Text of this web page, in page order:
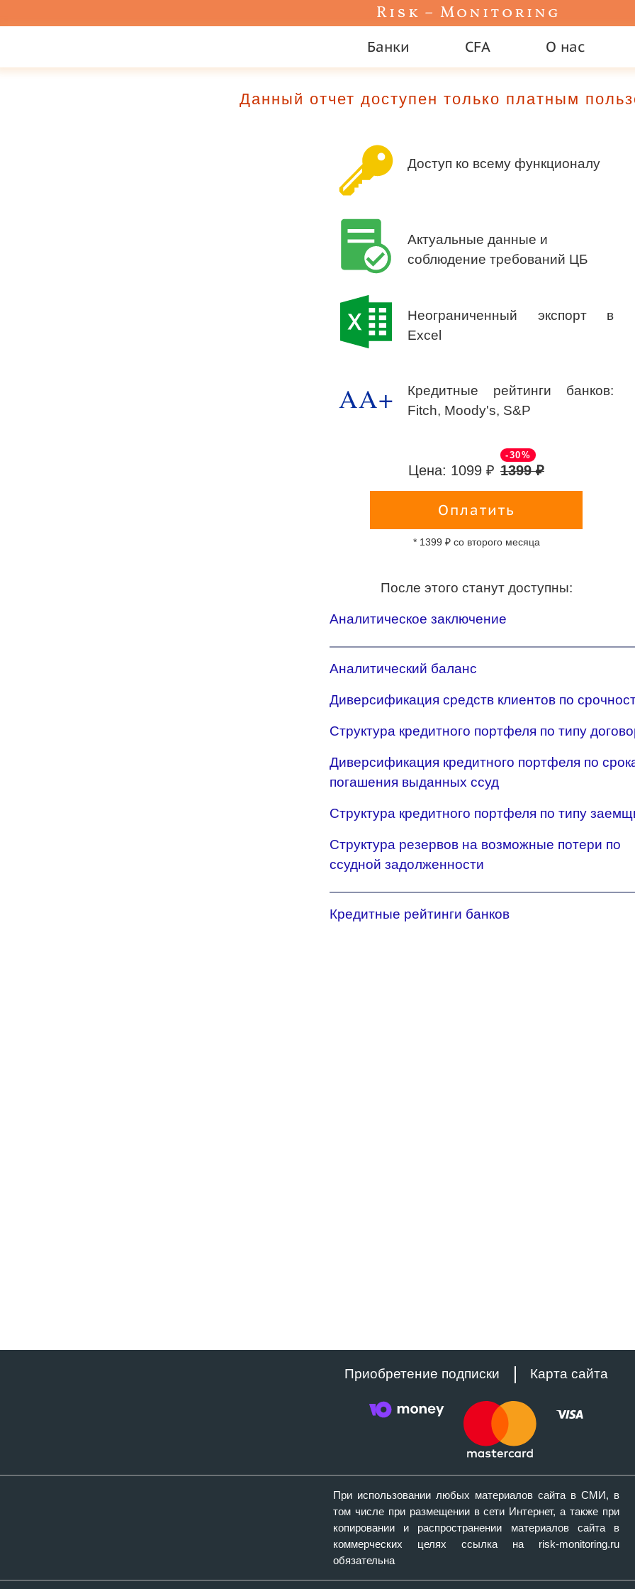
Risk – Monitoring
Банки CFA О нас
Данный отчет доступен только платным
Доступ ко всему функционалу
Актуальные данные и
соблюдение требований ЦБ
Неограниченный экспорт в
Excel
AA+
Кредитные рейтинги банков:
Fitch, Moody's, S&P
Цена: 1099 ₽ 1399 ₽
-30%
Оплатить
* 1399 ₽ со второго месяца
После этого станут доступны:
Аналитическое заключение
Аналитический баланс
Диверсификация средств клиентов по
Структура кредитного портфеля по типу
Диверсификация кредитного портфеля по
погашения выданных ссуд
Структура кредитного портфеля по типу
Структура резервов на возможные потери по
ссудной задолженности
Кредитные рейтинги банков
Приобретение подписки Карта сайта
При использовании любых материалов сайта в СМИ, в
том числе при размещении в сети Интернет, а также при
копировании и распространении материалов сайта в
коммерческих целях ссылка на risk-monitoring.ru
обязательна